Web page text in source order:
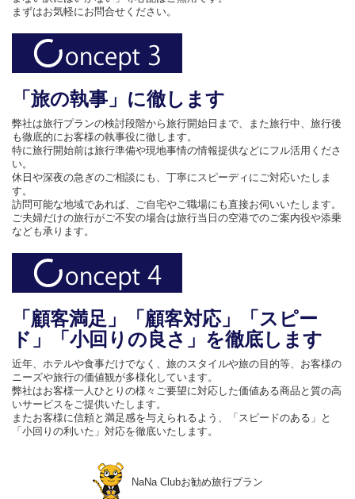
まずはお気軽にお問合せください。
「旅の執事」に徹します
弊社は旅行プランの検討段階から旅行開始日まで、また旅行中、旅行後
も徹底的にお客様の執事役に徹します。
特に旅行開始前は旅行準備や現地事情の情報提供などにフル活用くださ
い。
休日や深夜の急ぎのご相談にも、丁寧にスピーディにご対応いたしま
す。
訪問可能な地域であれば、ご自宅やご職場にも直接お伺いいたします。
ご夫婦だけの旅行がご不安の場合は旅行当日の空港でのご案内役や添乗
なども承ります。
「顧客満足」「顧客対応」「スピー
ド」「小回りの良さ」を徹底します
近年、ホテルや食事だけでなく、旅のスタイルや旅の目的等、お客様の
ニーズや旅行の価値観が多様化しています。
弊社はお客様一人ひとりの様々ご要望に対応した価値ある商品と質の高
いサービスをご提供いたします。
またお客様に信頼と満足感を与えられるよう、「スピードのある」と
「小回りの利いた」対応を徹底いたします。
NaNa Clubお勧め旅行プラン